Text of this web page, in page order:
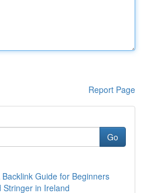
Report Page
Go
Guide for Beginners
Stringer in Ireland